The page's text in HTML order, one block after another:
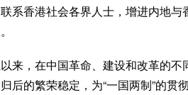
系香港社会各界人士，增进内地
来，在中国革命、建设和改革的
后的繁荣稳定，为“一国两制”的